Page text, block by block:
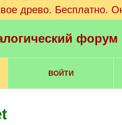
древо. Бесплатно.
ВОЙТИ